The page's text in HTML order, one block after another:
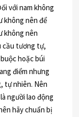
với nam không
không nên để
không nên
cầu tương tự,
hoặc búi
điểm nhưng
tự nhiên. Nên
người lao động
hãy chuẩn bị